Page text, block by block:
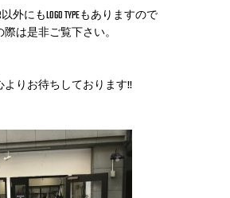
以外にもLOGO TYPEもありますので
は是非ご覧下さい。
りお待ちしております!!